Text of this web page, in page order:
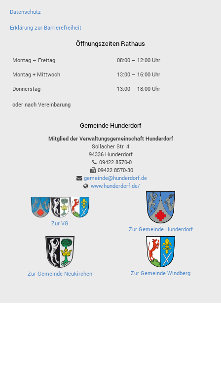
Datenschutz
Erklärung zur Barrierefreiheit
Öffnungszeiten Rathaus
Montag – Freitag
08:00 – 12:00 Uhr
Montag + Mittwoch
13:00 – 16:00 Uhr
Donnerstag
13:00 – 18:00 Uhr
oder nach Vereinbarung
Gemeinde Hunderdorf
Mitglied der Verwaltungsgemeinschaft Hunderdorf
Sollacher Str. 4
94336 Hunderdorf
09422 8570-0
09422 8570-30
gemeinde@hunderdorf.de
www.hunderdorf.de/
Zur VG
Zur Gemeinde Hunderdorf
Zur Gemeinde Neukirchen Zur Gemeinde Windberg